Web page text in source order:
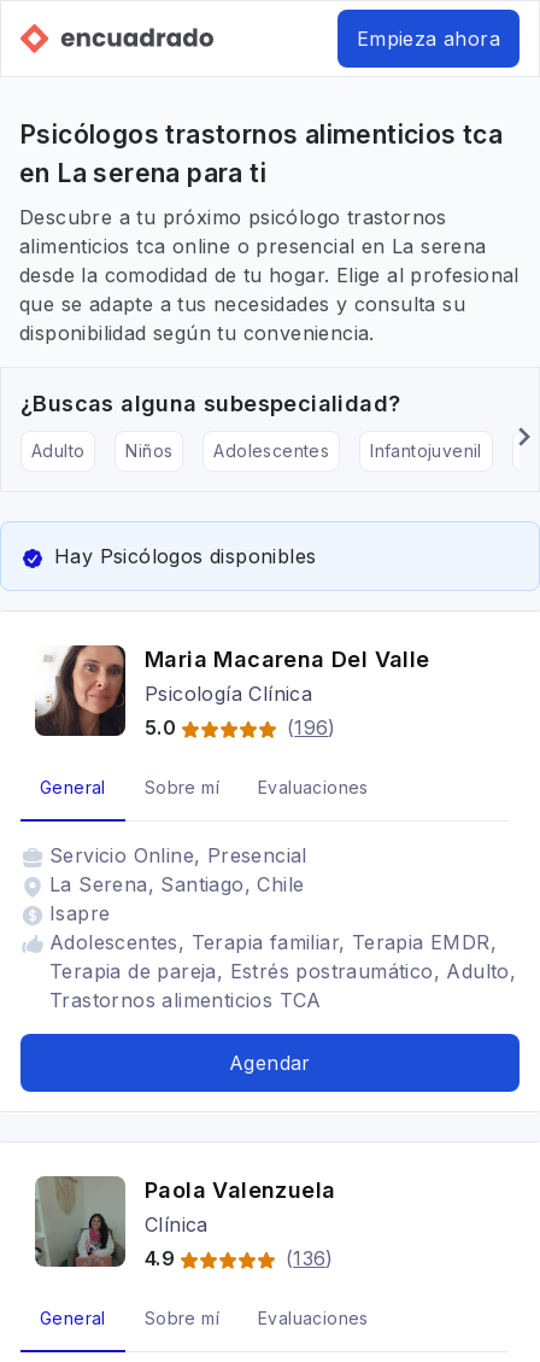
Empieza ahora
Psicólogos trastornos alimenticios tca
en La serena para ti
Descubre a tu próximo psicólogo trastornos
alimenticios tca online o presencial en La serena
desde la comodidad de tu hogar. Elige al profesional
que se adapte a tus necesidades y consulta su
disponibilidad según tu conveniencia.
¿Buscas alguna subespecialidad?
Adulto Niños Adolescentes Infantojuvenil
Hay Psicólogos disponibles
Maria Macarena Del Valle
Psicología Clínica
5.0
(196)
General Sobre mí Evaluaciones
Servicio Online, Presencial
La Serena, Santiago, Chile
Isapre
Adolescentes, Terapia familiar, Terapia EMDR,
Terapia de pareja, Estrés postraumático, Adulto,
Trastornos alimenticios TCA
Agendar
Paola Valenzuela
Clínica
4.9
(136)
General Sobre mí Evaluaciones